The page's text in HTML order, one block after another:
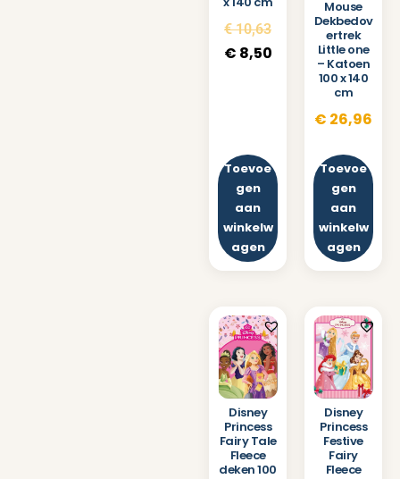
€10,63
€ 8,50
Toevoe
gen
aan
winkelw
agen
Mouse
Dekbedov
ertrek
Little one
– Katoen
100 x 140
cm
€ 26,96
Toevoe
gen
aan
winkelw
agen
Disney
Princess
Fairy Tale
Fleece
deken 100
Disney
Princess
Festive
Fairy
Fleece